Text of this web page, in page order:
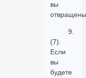
вы
9.
(7).
Если
вы
будете